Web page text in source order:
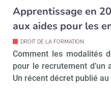
Apprentissage en
aux aides pour les
DROIT DE LA FORMATION
Comment les modalités
pour le recrutement d’un
Un récent décret publié